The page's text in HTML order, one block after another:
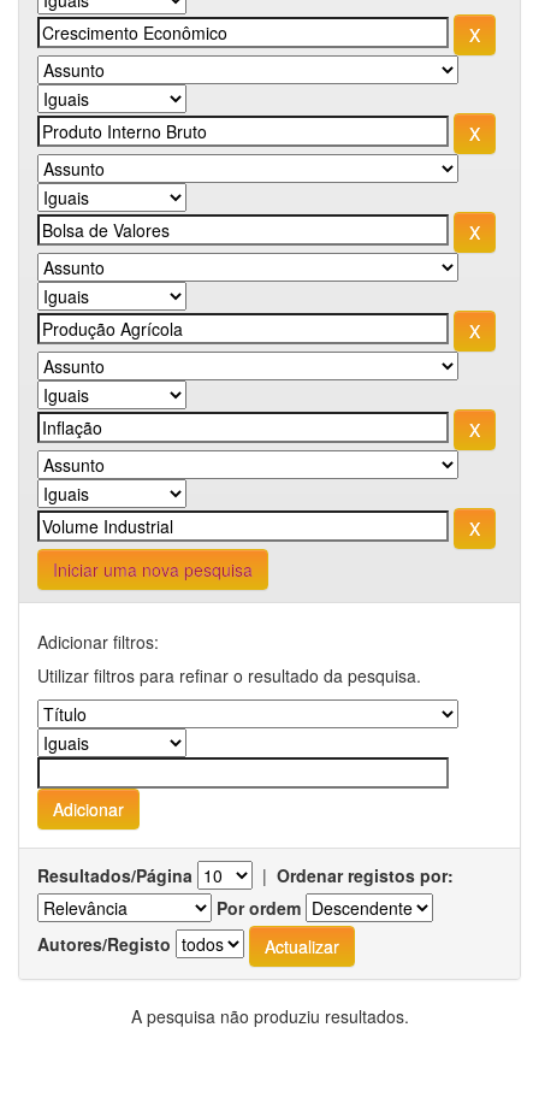
Iniciar uma nova pesquisa
Adicionar filtros:
Utilizar filtros para refinar o resultado da pesquisa.
Resultados/Página | Ordenar registos por:
Por ordem
Autores/Registo
A pesquisa não produziu resultados.